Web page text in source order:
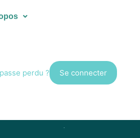
perdu ?